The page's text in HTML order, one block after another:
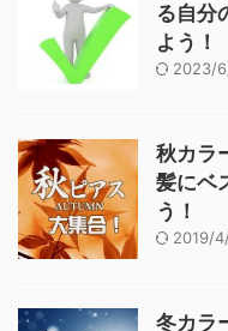
る自分
よう！
2023/
秋カラ
髪にベ
う！
2019/
冬カラ